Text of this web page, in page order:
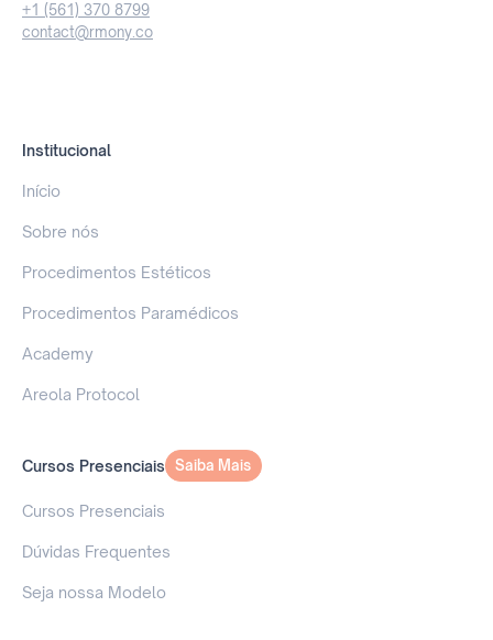
+1 (561) 370 8799
contact@rmony.co
Institucional
Início
Sobre nós
Procedimentos Estéticos
Procedimentos Paramédicos
Academy
Areola Protocol
Cursos Presenciais
Saiba Mais
Saiba Mais
Cursos Presenciais
Dúvidas Frequentes
Seja nossa Modelo